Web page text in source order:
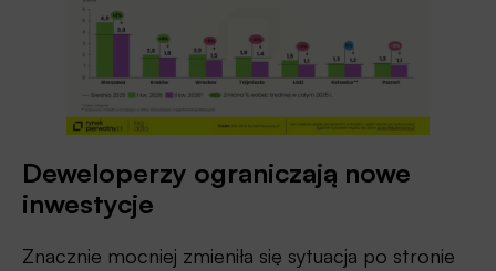
Deweloperzy ograniczają nowe
inwestycje
Znacznie mocniej zmieniła się sytuacja po stronie